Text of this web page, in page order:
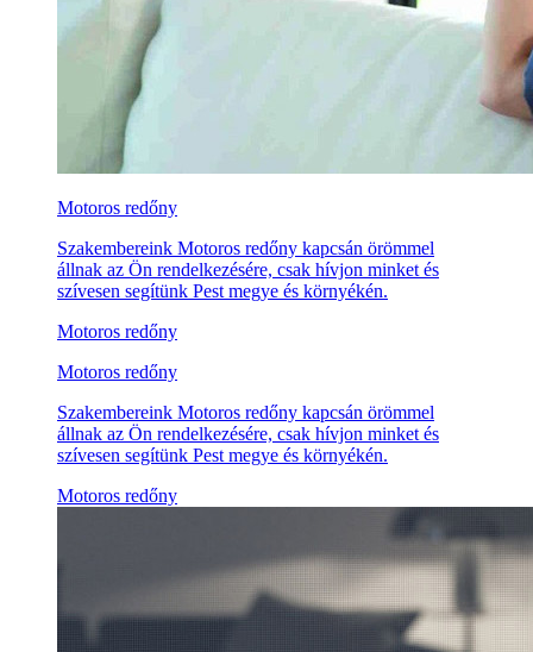
Motoros redőny
Szakembereink Motoros redőny kapcsán örömmel
állnak az Ön rendelkezésére, csak hívjon minket és
szívesen segítünk Pest megye és környékén.
Motoros redőny
Motoros redőny
Szakembereink Motoros redőny kapcsán örömmel
állnak az Ön rendelkezésére, csak hívjon minket és
szívesen segítünk Pest megye és környékén.
Motoros redőny